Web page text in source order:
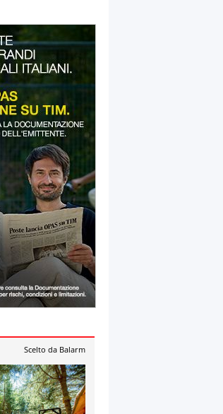
Scelto da Balarm